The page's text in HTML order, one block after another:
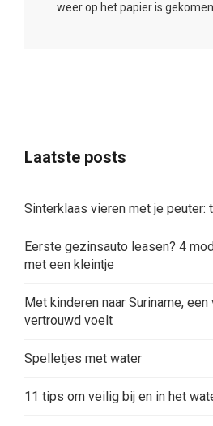
weer op het papier is gekomen.
Laatste posts
Sinterklaas vieren met je peuter:
Eerste gezinsauto leasen? 4
met een kleintje
Met kinderen naar Suriname,
vertrouwd voelt
Spelletjes met water
11 tips om veilig bij en in het